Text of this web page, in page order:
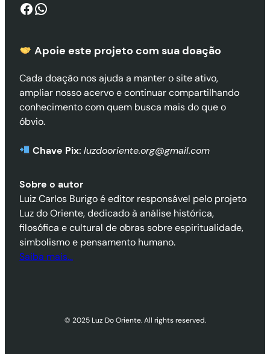
Facebook WhatsApp
Apoie este projeto com sua doação
Cada doação nos ajuda a manter o site ativo,
ampliar nosso acervo e continuar compartilhando
conhecimento com quem busca mais do que o
óbvio.
Chave Pix: luzdooriente.org@gmail.com
Sobre o autor
Luiz Carlos Burigo é editor responsável pelo projeto
Luz do Oriente, dedicado à análise histórica,
filosófica e cultural de obras sobre espiritualidade,
simbolismo e pensamento humano.
Saiba mais…
© 2025 Luz Do Oriente. All rights reserved.